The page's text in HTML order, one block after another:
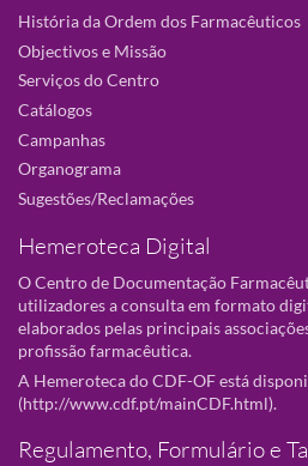
História da Ordem dos Farmacêuticos
Objectivos e Missão
Serviços do Centro
Catálogos
Campanhas
Organograma
Sugestões/Reclamações
Hemeroteca Digital
O Centro de Documentação
utilizadores a consulta em formato
elaborados pelas principais
profissão farmacêutica.
A Hemeroteca do CDF-OF está
(http://www.cdf.pt/mainCDF.html).
Regulamento, Formulário e